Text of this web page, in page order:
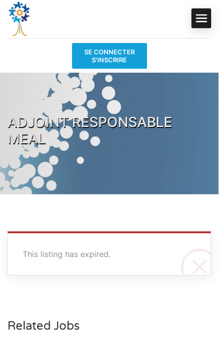
SE CONNECTER
S'INSCRIRE
ADJOINT RESPONSABLE
MEAL
This listing has expired.
Related Jobs